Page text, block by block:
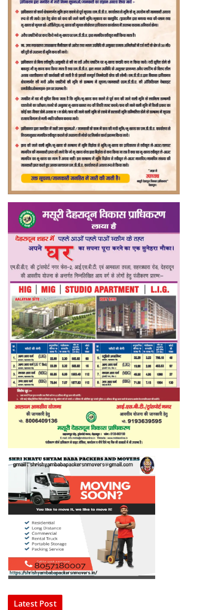
Latest Post